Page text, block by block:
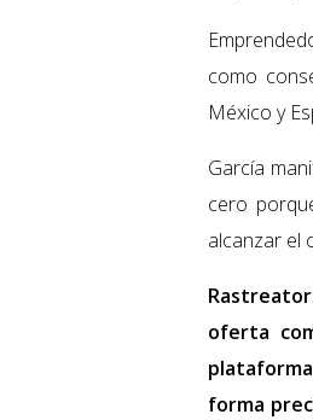
como
México y
García
cero
alcanzar el
oferta
forma